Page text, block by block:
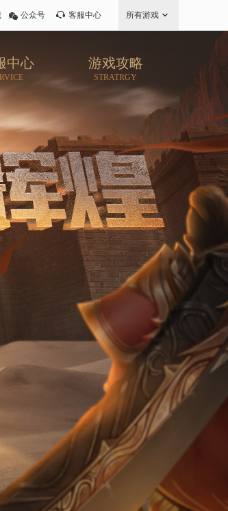
所有游戏
公众号 客服中心
中心 游戏攻略
STRATRGY